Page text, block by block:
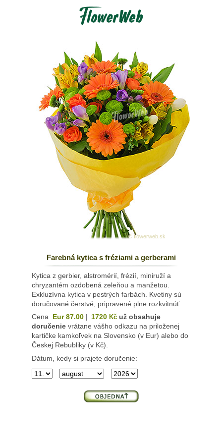
© flowerweb.sk
Farebná kytica s fréziami a gerberami
Kytica z gerbier, alstromérií, frézií, miniruží a
chryzantém ozdobená zeleňou a manžetou.
Exkluzívna kytica v pestrých farbách. Kvetiny sú
doručované čerstvé, pripravené plne rozkvitnúť.
Cena
Eur 87.00| 1720 Kč už obsahuje
doručenie vrátane vášho odkazu na priloženej
kartičke kamkoľvek na Slovensko (v Eur) alebo do
Českej Rebubliky (v Kč).
Dátum, kedy si prajete doručenie: